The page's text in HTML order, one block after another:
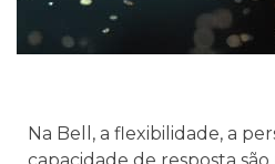
Na Bell, a flexibilidade, a